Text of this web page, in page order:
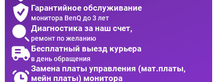
Гарантийное обслуживание
монитора BenQ до 3 лет
Диагностика за наш счет,
ремонт по желанию
Бесплатный выезд курьера
в день обращения
Замена платы управления (мат.платы,
мейн платы) монитора